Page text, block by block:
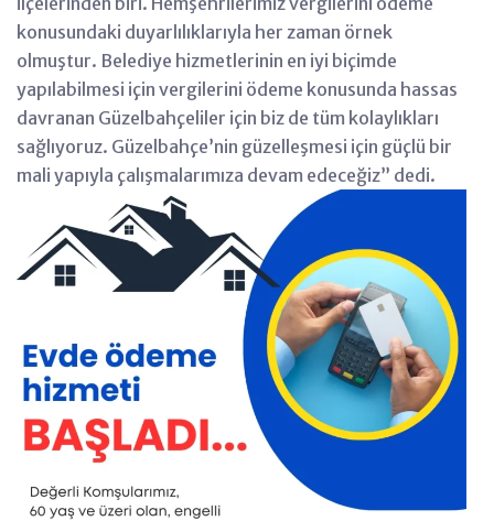
konusundaki duyarlılıklarıyla her zaman örnek
olmuştur. Belediye hizmetlerinin en iyi biçimde
yapılabilmesi için vergilerini ödeme konusunda hassas
davranan Güzelbahçeliler için biz de tüm kolaylıkları
sağlıyoruz. Güzelbahçe’nin güzelleşmesi için güçlü bir
mali yapıyla çalışmalarımıza devam edeceğiz” dedi.